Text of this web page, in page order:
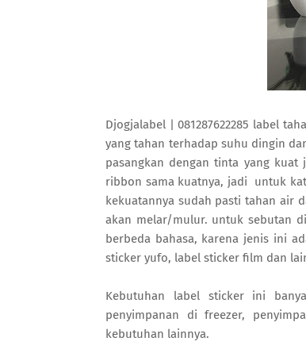
Djogjalabel | 081287622285 label
yang tahan terhadap suhu dingin
pasangkan dengan tinta yang
ribbon sama kuatnya, jadi untuk
kekuatannya sudah pasti tahan air
akan melar/mulur. untuk sebutan
berbeda bahasa, karena jenis ini
sticker yufo, label sticker film dan
Kebutuhan label sticker ini
penyimpanan di freezer,
kebutuhan lainnya.